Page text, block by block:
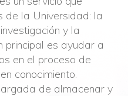
de la Universidad: la
y la
principal es ayudar a
en el proceso de
conocimiento.
de almacenar y